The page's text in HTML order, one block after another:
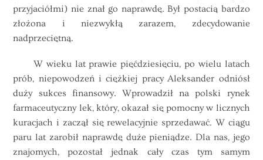
przyjaciółmi) nie znał go naprawdę. Był postacią bardzo
złożona i niezwykłą zarazem, zdecydowanie
nadprzeciętną.
W wieku lat prawie pięćdziesięciu, po wielu latach
prób, niepowodzeń i ciężkiej pracy Aleksander odniósł
duży sukces finansowy. Wprowadził na polski rynek
farmaceutyczny lek, który, okazał się pomocny w licznych
kuracjach i zaczął się rewelacyjnie sprzedawać. W ciągu
paru lat zarobił naprawdę duże pieniądze. Dla nas, jego
znajomych, pozostał jednak cały czas tym samym